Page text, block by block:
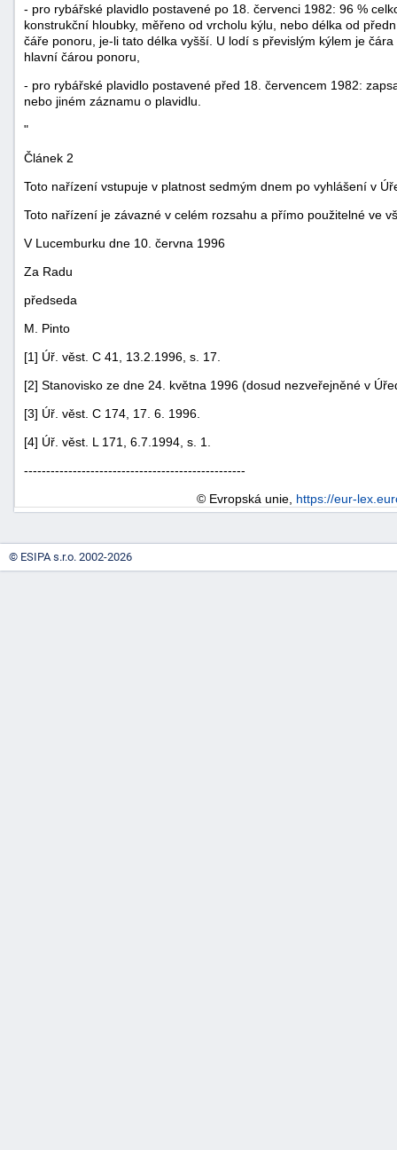
- pro rybářské plavidlo postavené po 18. červenci 1982: 96 %
konstrukční hloubky, měřeno od vrcholu kýlu, nebo délka od
čáře ponoru, je-li tato délka vyšší. U lodí s převislým kýlem je
hlavní čárou ponoru,
- pro rybářské plavidlo postavené před 18. červencem 1982:
nebo jiném záznamu o plavidlu.
"
Článek 2
Toto nařízení vstupuje v platnost sedmým dnem po vyhlášení v
Toto nařízení je závazné v celém rozsahu a přímo použitelné ve
V Lucemburku dne 10. června 1996
Za Radu
předseda
M. Pinto
[1] Úř. věst. C 41, 13.2.1996, s. 17.
[2] Stanovisko ze dne 24. května 1996 (dosud nezveřejněné v
[3] Úř. věst. C 174, 17. 6. 1996.
[4] Úř. věst. L 171, 6.7.1994, s. 1.
--------------------------------------------------
© Evropská unie, https://eur-
-
škod"
© ESIPA s.r.o. 2002-2026